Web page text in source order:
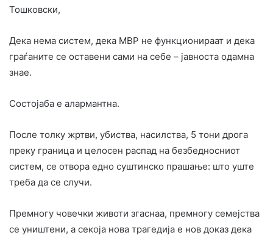
Тошковски,
Дека нема систем, дека МВР не функционираат и дека
граѓаните се оставени сами на себе – јавноста одамна
знае.
Состојаба е алармантна.
После толку жртви, убиства, насилства, 5 тони дрога
преку граница и целосен распад на безбедносниот
систем, се отвора едно суштинско прашање: што уште
треба да се случи.
Премногу човечки животи згаснаа, премногу семејства
се уништени, а секоја нова трагедија е нов доказ дека